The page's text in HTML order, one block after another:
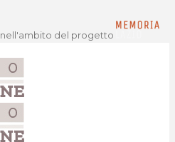
nell'ambito del progetto